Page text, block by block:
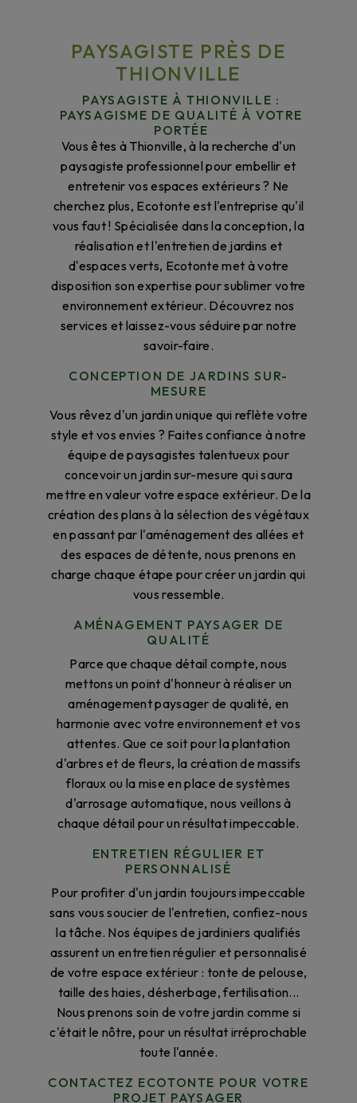
PAYSAGISTE PRÈS DE
THIONVILLE
PAYSAGISTE À THIONVILLE :
PAYSAGISME DE QUALITÉ À VOTRE
PORTÉE
Vous êtes à Thionville, à la recherche d'un
paysagiste professionnel pour embellir et
entretenir vos espaces extérieurs ? Ne
cherchez plus, Ecotonte est l'entreprise qu'il
vous faut ! Spécialisée dans la conception, la
réalisation et l'entretien de jardins et
d'espaces verts, Ecotonte met à votre
disposition son expertise pour sublimer votre
environnement extérieur. Découvrez nos
services et laissez-vous séduire par notre
savoir-faire.
CONCEPTION DE JARDINS SUR-
MESURE
Vous rêvez d'un jardin unique qui reflète votre
style et vos envies ? Faites confiance à notre
équipe de paysagistes talentueux pour
concevoir un jardin sur-mesure qui saura
mettre en valeur votre espace extérieur. De la
création des plans à la sélection des végétaux
en passant par l'aménagement des allées et
des espaces de détente, nous prenons en
charge chaque étape pour créer un jardin qui
vous ressemble.
AMÉNAGEMENT PAYSAGER DE
QUALITÉ
Parce que chaque détail compte, nous
mettons un point d'honneur à réaliser un
aménagement paysager de qualité, en
harmonie avec votre environnement et vos
attentes. Que ce soit pour la plantation
d'arbres et de fleurs, la création de massifs
floraux ou la mise en place de systèmes
d'arrosage automatique, nous veillons à
chaque détail pour un résultat impeccable.
ENTRETIEN RÉGULIER ET
PERSONNALISÉ
Pour profiter d'un jardin toujours impeccable
sans vous soucier de l'entretien, confiez-nous
la tâche. Nos équipes de jardiniers qualifiés
assurent un entretien régulier et personnalisé
de votre espace extérieur : tonte de pelouse,
taille des haies, désherbage, fertilisation...
Nous prenons soin de votre jardin comme si
c'était le nôtre, pour un résultat irréprochable
toute l'année.
CONTACTEZ ECOTONTE POUR VOTRE
PROJET PAYSAGER